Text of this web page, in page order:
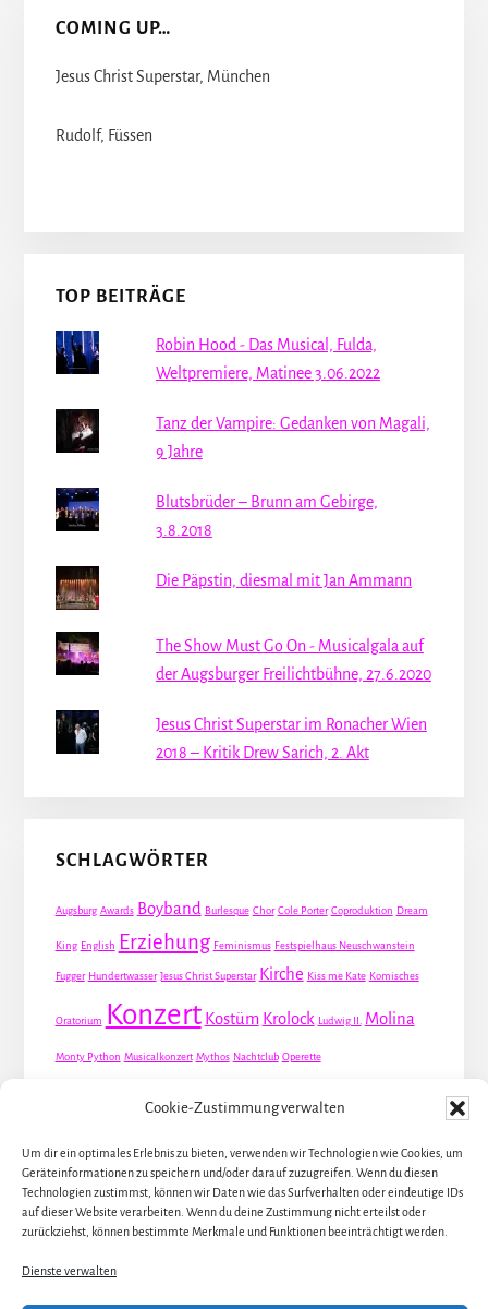
Cookie-Zustimmung verwalten
Um dir ein optimales Erlebnis zu bieten, verwenden wir Technologien wie Cookies, um
Geräteinformationen zu speichern und/oder darauf zuzugreifen. Wenn du diesen
Technologien zustimmst, können wir Daten wie das Surfverhalten oder eindeutige IDs
auf dieser Website verarbeiten. Wenn du deine Zustimmung nicht erteilst oder
zurückziehst, können bestimmte Merkmale und Funktionen beeinträchtigt werden.
Dienste verwalten
COMING UP…
Jesus Christ Superstar, München
Rudolf, Füssen
TOP BEITRÄGE
Robin Hood - Das Musical, Fulda,
Weltpremiere, Matinee 3.06.2022
Tanz der Vampire: Gedanken von Magali,
9 Jahre
Blutsbrüder – Brunn am Gebirge,
3.8.2018
Die Päpstin, diesmal mit Jan Ammann
The Show Must Go On - Musicalgala auf
der Augsburger Freilichtbühne, 27.6.2020
Jesus Christ Superstar im Ronacher Wien
2018 – Kritik Drew Sarich, 2. Akt
SCHLAGWÖRTER
Augsburg Awards Boyband Burlesque Chor Cole Porter Coproduktion Dream
King English Erziehung Feminismus Festspielhaus Neuschwanstein
Fugger Hundertwasser Jesus Christ Superstar Kirche Kiss me Kate Komisches
Oratorium Konzert Kostüm Krolock Ludwig II. Molina
Monty Python Musicalkonzert Mythos Nachtclub Operette
Premiere Queer Revueoperette
Dirie WeltpremiereÖsterreich Übersetzung
ALLE KÜNSTLER / DARSTELLER